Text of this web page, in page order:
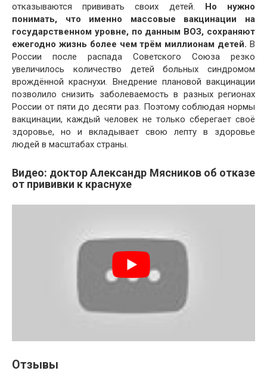
отказываются прививать своих детей. Но нужно
понимать, что именно массовые вакцинации на
государственном уровне, по данным ВОЗ, сохраняют
ежегодно жизнь более чем трём миллионам детей. В
России после распада Советского Союза резко
увеличилось количество детей больных синдромом
врождённой краснухи. Внедрение плановой вакцинации
позволило снизить заболеваемость в разных регионах
России от пяти до десяти раз. Поэтому соблюдая нормы
вакцинации, каждый человек не только сберегает своё
здоровье, но и вкладывает свою лепту в здоровье
людей в масштабах страны.
Видео: доктор Александр Мясников об отказе
от прививки к краснухе
Отзывы